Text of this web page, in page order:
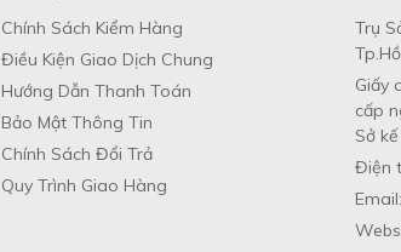
Chính Sách Kiểm Hàng
Điều Kiện Giao Dịch Chung
Hướng Dẫn Thanh Toán
Bảo Mật Thông Tin
Chính Sách Đổi Trả
Quy Trình Giao Hàng
Trụ
Giấy
cấp
Sở
Điện